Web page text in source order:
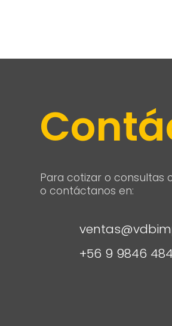
Para cotizar o consultas
o contáctanos en:
+56 9 9846